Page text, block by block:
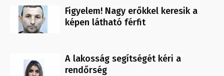
Figyelem! Nagy erőkkel keresik a
képen látható férfit
A lakosság segítségét kéri a
rendőrség